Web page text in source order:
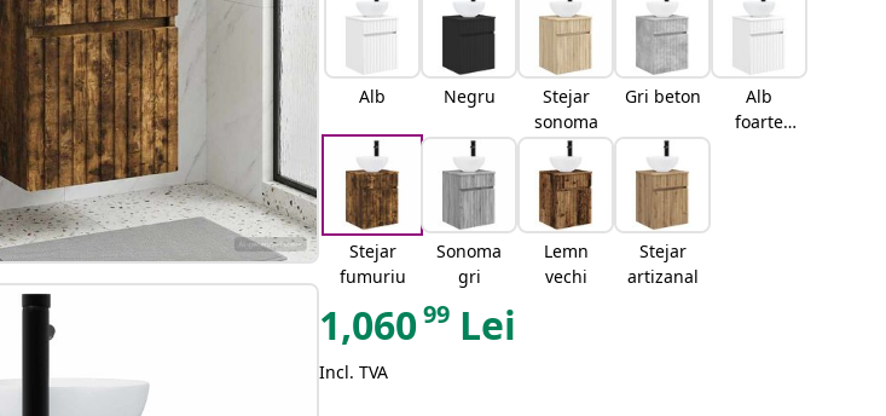
Alb Negru
Stejar
sonoma
Gri beton
Alb
foarte
Stejar
fumuriu
Sonoma
gri
Lemn
vechi
Stejar
artizanal
1,06099 Lei
Incl. TVA